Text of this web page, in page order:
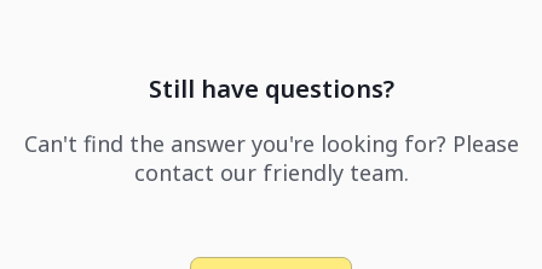
Still have questions?
Can't find the answer you're looking for? Please
contact our friendly team.